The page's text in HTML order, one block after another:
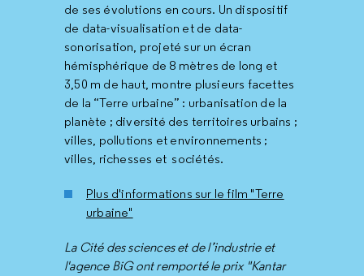
de ses évolutions en cours. Un dispositif
de data-visualisation et de data-
sonorisation, projeté sur un écran
hémisphérique de 8 mètres de long et
3,50 m de haut, montre plusieurs facettes
de la “Terre urbaine” : urbanisation de la
planète ; diversité des territoires urbains ;
villes, pollutions et environnements ;
villes, richesses et sociétés.
Plus d'informations sur le film "Terre
urbaine"
La Cité des sciences et de l’industrie et
l'agence BiG ont remporté le prix "Kantar